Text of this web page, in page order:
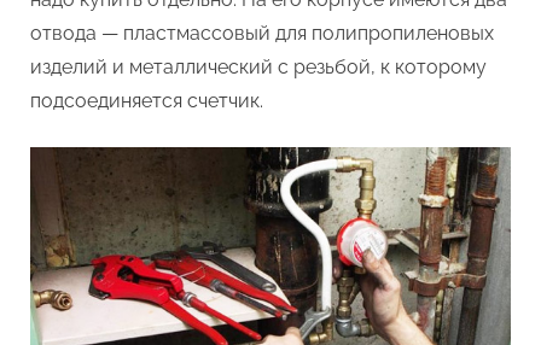
отвода — пластмассовый для полипропиленовых
изделий и металлический с резьбой, к которому
подсоединяется счетчик.